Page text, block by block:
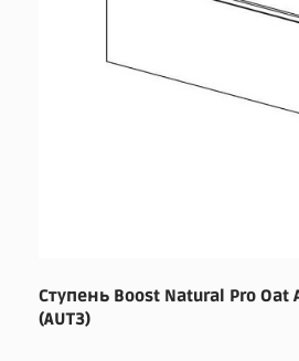
Ступень Boost Natural Pro Oat
(AUT3)